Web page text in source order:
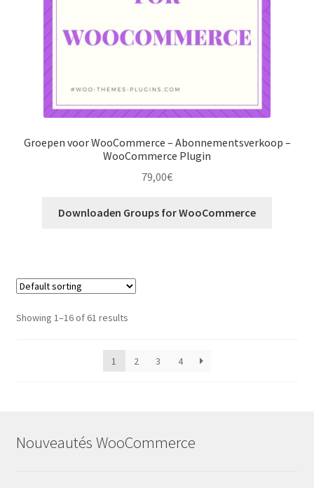
Groepen voor WooCommerce – Abonnementsverkoop –
WooCommerce Plugin
79,00€
Downloaden Groups for WooCommerce
Showing 1–16 of 61 results
1 2 3 4
Nouveautés WooCommerce